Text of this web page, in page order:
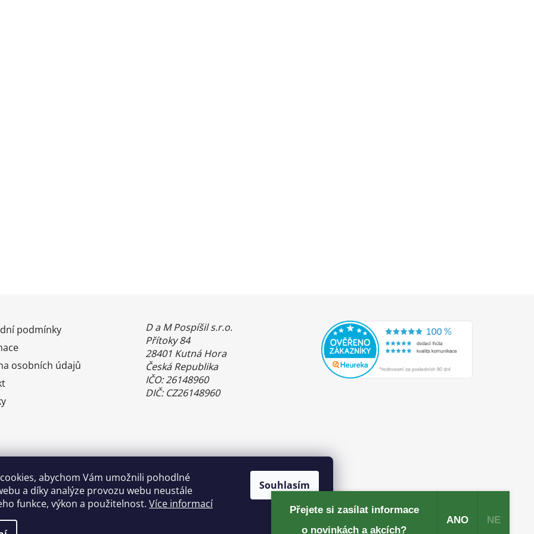
abychom Vám umožnili pohodlné
a díky analýze provozu webu neustále
funkce, výkon a použitelnost. Více informací
Souhlasím
podmínky
osobních údajů
D a M Pospíšil s.r.o.
Přítoky 84
28401 Kutná Hora
Česká Republika
IČO: 26148960
DIČ: CZ26148960
Benefity Pluxee - Sodexo
Přejete si zasílat informace
​o novinkách a akcích?​
ANO NE